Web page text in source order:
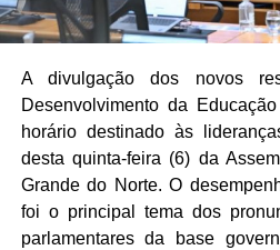
A divulgação dos novos
Desenvolvimento da
horário destinado às
desta quinta-feira (6) da
Grande do Norte. O
foi o principal tema dos
parlamentares da base